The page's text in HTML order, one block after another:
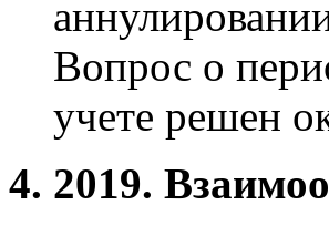
Вопрос о
учете решен
4. 2019.